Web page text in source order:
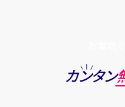
カンタン